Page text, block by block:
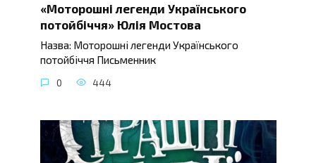
«Моторошні легенди Українського
потойбіччя» Юлія Мостова
Назва: Моторошні легенди Українського
потойбіччя Письменник
0 444